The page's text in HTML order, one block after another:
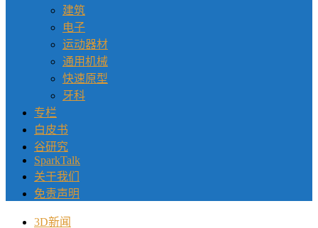
建筑
电子
运动器材
通用机械
快速原型
牙科
专栏
白皮书
谷研究
SparkTalk
关于我们
免责声明
3D新闻